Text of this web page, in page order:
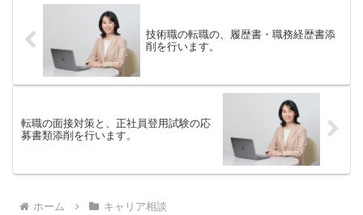
技術職の転職の、履歴書・職務経歴書添
削を行います。
転職の面接対策と、正社員登用試験の応
募書類添削を行います。
ホーム キャリア相談